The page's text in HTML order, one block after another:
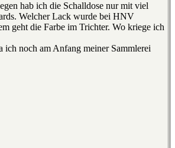
hab ich die Schalldose nur mit viel
Welcher Lack wurde bei HNV
geht die Farbe im Trichter. Wo kriege ich
ich noch am Anfang meiner Sammlerei